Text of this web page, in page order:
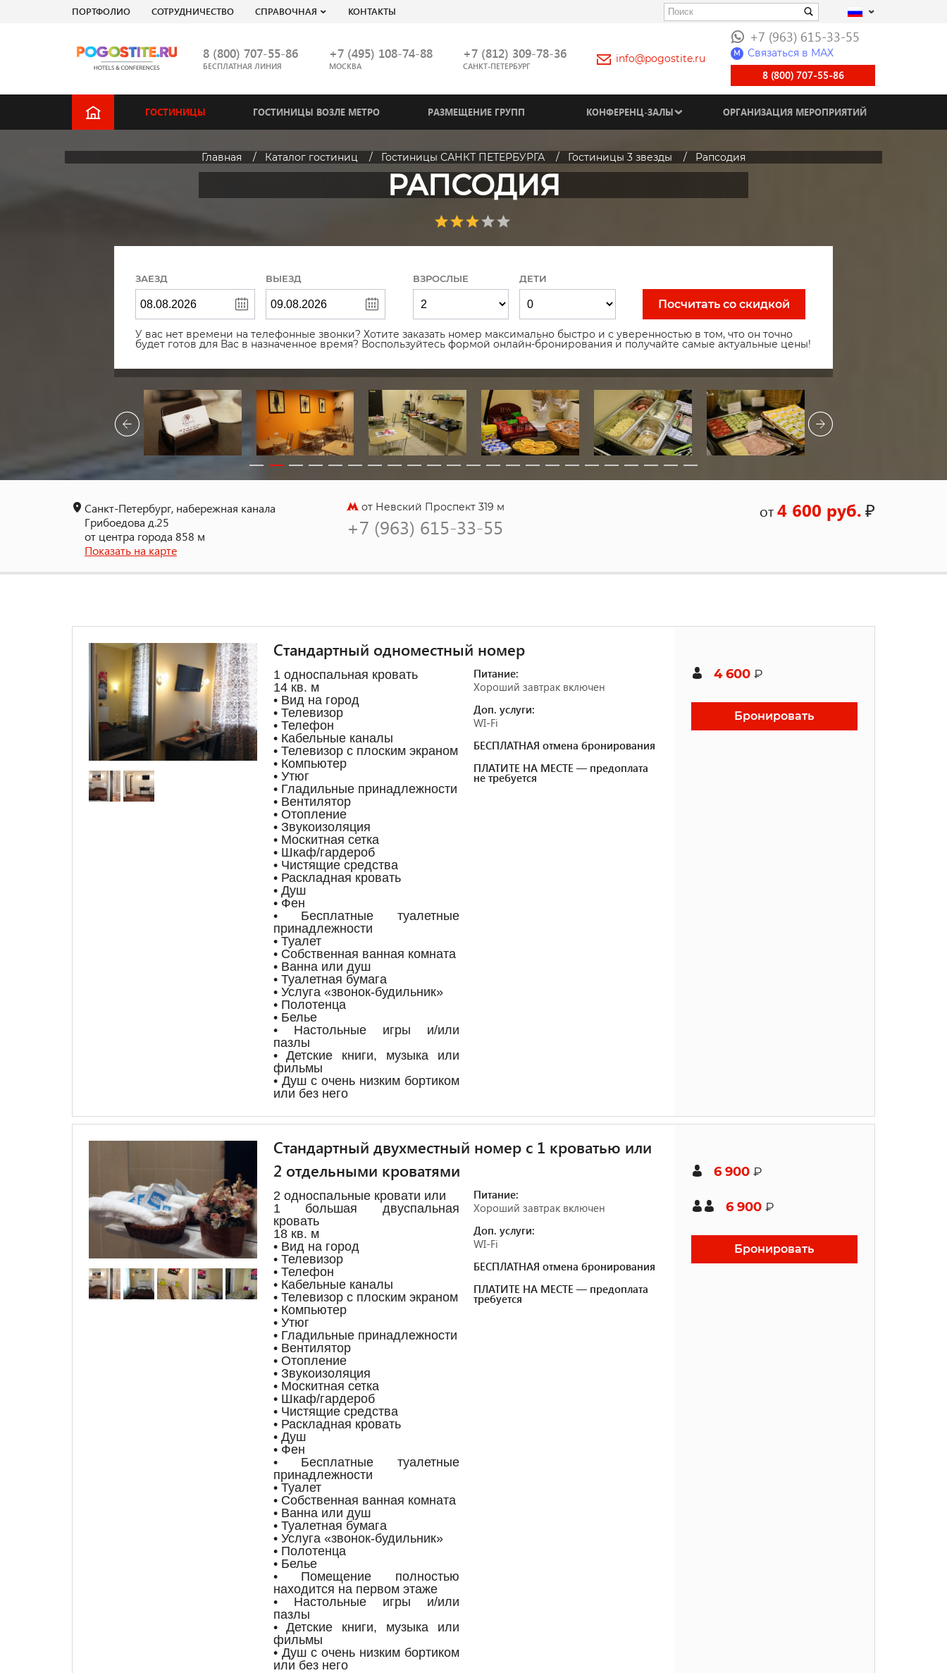
ПОРТФОЛИО СОТРУДНИЧЕСТВО СПРАВОЧНАЯ КОНТАКТЫ
8 (800) 707-55-86
БЕСПЛАТНАЯ ЛИНИЯ
+7 (495) 108-74-88
МОСКВА
+7 (812) 309-78-36
САНКТ-ПЕТЕРБУРГ
info@pogostite.ru
+7 (963) 615-33-55
M Связаться в МАХ
8 (800) 707-55-86
ГОСТИНИЦЫ ГОСТИНИЦЫ ВОЗЛЕ МЕТРО РАЗМЕЩЕНИЕ ГРУПП КОНФЕРЕНЦ-ЗАЛЫ ОРГАНИЗАЦИЯ МЕРОПРИЯТИЙ
Главная Каталог гостиниц Гостиницы САНКТ ПЕТЕРБУРГА Гостиницы 3 звезды Рапсодия
РАПСОДИЯ
ЗАЕЗД ВЫЕЗД ВЗРОСЛЫЕ ДЕТИ
Посчитать со скидкой
У вас нет времени на телефонные звонки? Хотите заказать номер максимально быстро и с уверенностью в том, что он точно
будет готов для Вас в назначенное время? Воспользуйтесь формой онлайн-бронирования и получайте самые актуальные цены!
Санкт-Петербург, набережная канала
Грибоедова д.25
от центра города 858 м
Показать на карте
от Невский Проспект 319 м
+7 (963) 615-33-55
от4 600 руб.₽
Стандартный одноместный номер
1 односпальная кровать
14 кв. м
• Вид на город
• Телевизор
• Телефон
• Кабельные каналы
• Телевизор с плоским экраном
• Компьютер
• Утюг
• Гладильные принадлежности
• Вентилятор
• Отопление
• Звукоизоляция
• Москитная сетка
• Шкаф/гардероб
• Чистящие средства
• Раскладная кровать
• Душ
• Фен
• Бесплатные туалетные
принадлежности
• Туалет
• Собственная ванная комната
• Ванна или душ
• Туалетная бумага
• Услуга «звонок-будильник»
• Полотенца
• Белье
• Настольные игры и/или
пазлы
• Детские книги, музыка или
фильмы
• Душ с очень низким бортиком
или без него
Питание:
Хороший завтрак включен
Доп. услуги:
WI-Fi
БЕСПЛАТНАЯ отмена бронирования
ПЛАТИТЕ НА МЕСТЕ — предоплата
не требуется
4 600 ₽
Бронировать
Стандартный двухместный номер с 1 кроватью или
2 отдельными кроватями
2 односпальные кровати или
1 большая двуспальная
кровать
18 кв. м
• Вид на город
• Телевизор
• Телефон
• Кабельные каналы
• Телевизор с плоским экраном
• Компьютер
• Утюг
• Гладильные принадлежности
• Вентилятор
• Отопление
• Звукоизоляция
• Москитная сетка
• Шкаф/гардероб
• Чистящие средства
• Раскладная кровать
• Душ
• Фен
• Бесплатные туалетные
принадлежности
• Туалет
• Собственная ванная комната
• Ванна или душ
• Туалетная бумага
• Услуга «звонок-будильник»
• Полотенца
• Белье
• Помещение полностью
находится на первом этаже
• Настольные игры и/или
пазлы
• Детские книги, музыка или
фильмы
• Душ с очень низким бортиком
или без него
Питание:
Хороший завтрак включен
Доп. услуги:
WI-Fi
БЕСПЛАТНАЯ отмена бронирования
ПЛАТИТЕ НА МЕСТЕ — предоплата
требуется
6 900 ₽
6 900 ₽
Бронировать